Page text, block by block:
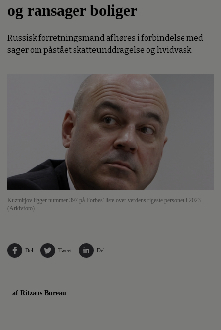
og ransager boliger
Russisk forretningsmand afhøres i forbindelse med
sager om påstået skatteunddragelse og hvidvask.
Kuzmitjov ligger nummer 397 på Forbes' liste over verdens rigeste personer i 2023.
(Arkivfoto).
Del Tweet Del
af Ritzaus Bureau